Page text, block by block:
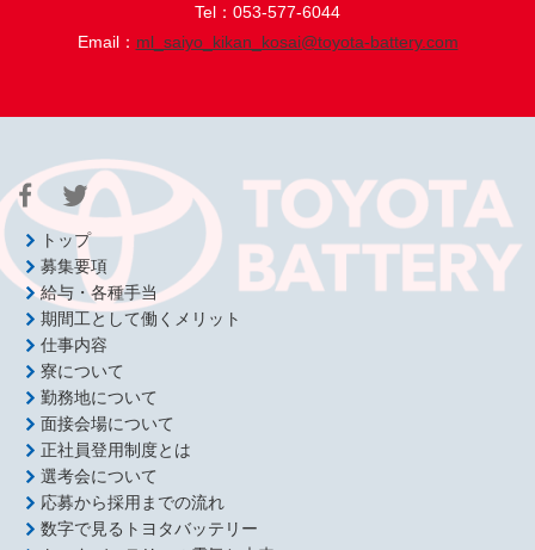
Tel：053-577-6044
Email： ml_saiyo_kikan_kosai@toyota-battery.com
トップ
募集要項
給与・各種手当
期間工として働くメリット
仕事内容
寮について
勤務地について
面接会場について
正社員登用制度とは
選考会について
応募から採用までの流れ
数字で見るトヨタバッテリー